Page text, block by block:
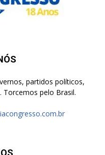
partidos políticos,
pelo Brasil.